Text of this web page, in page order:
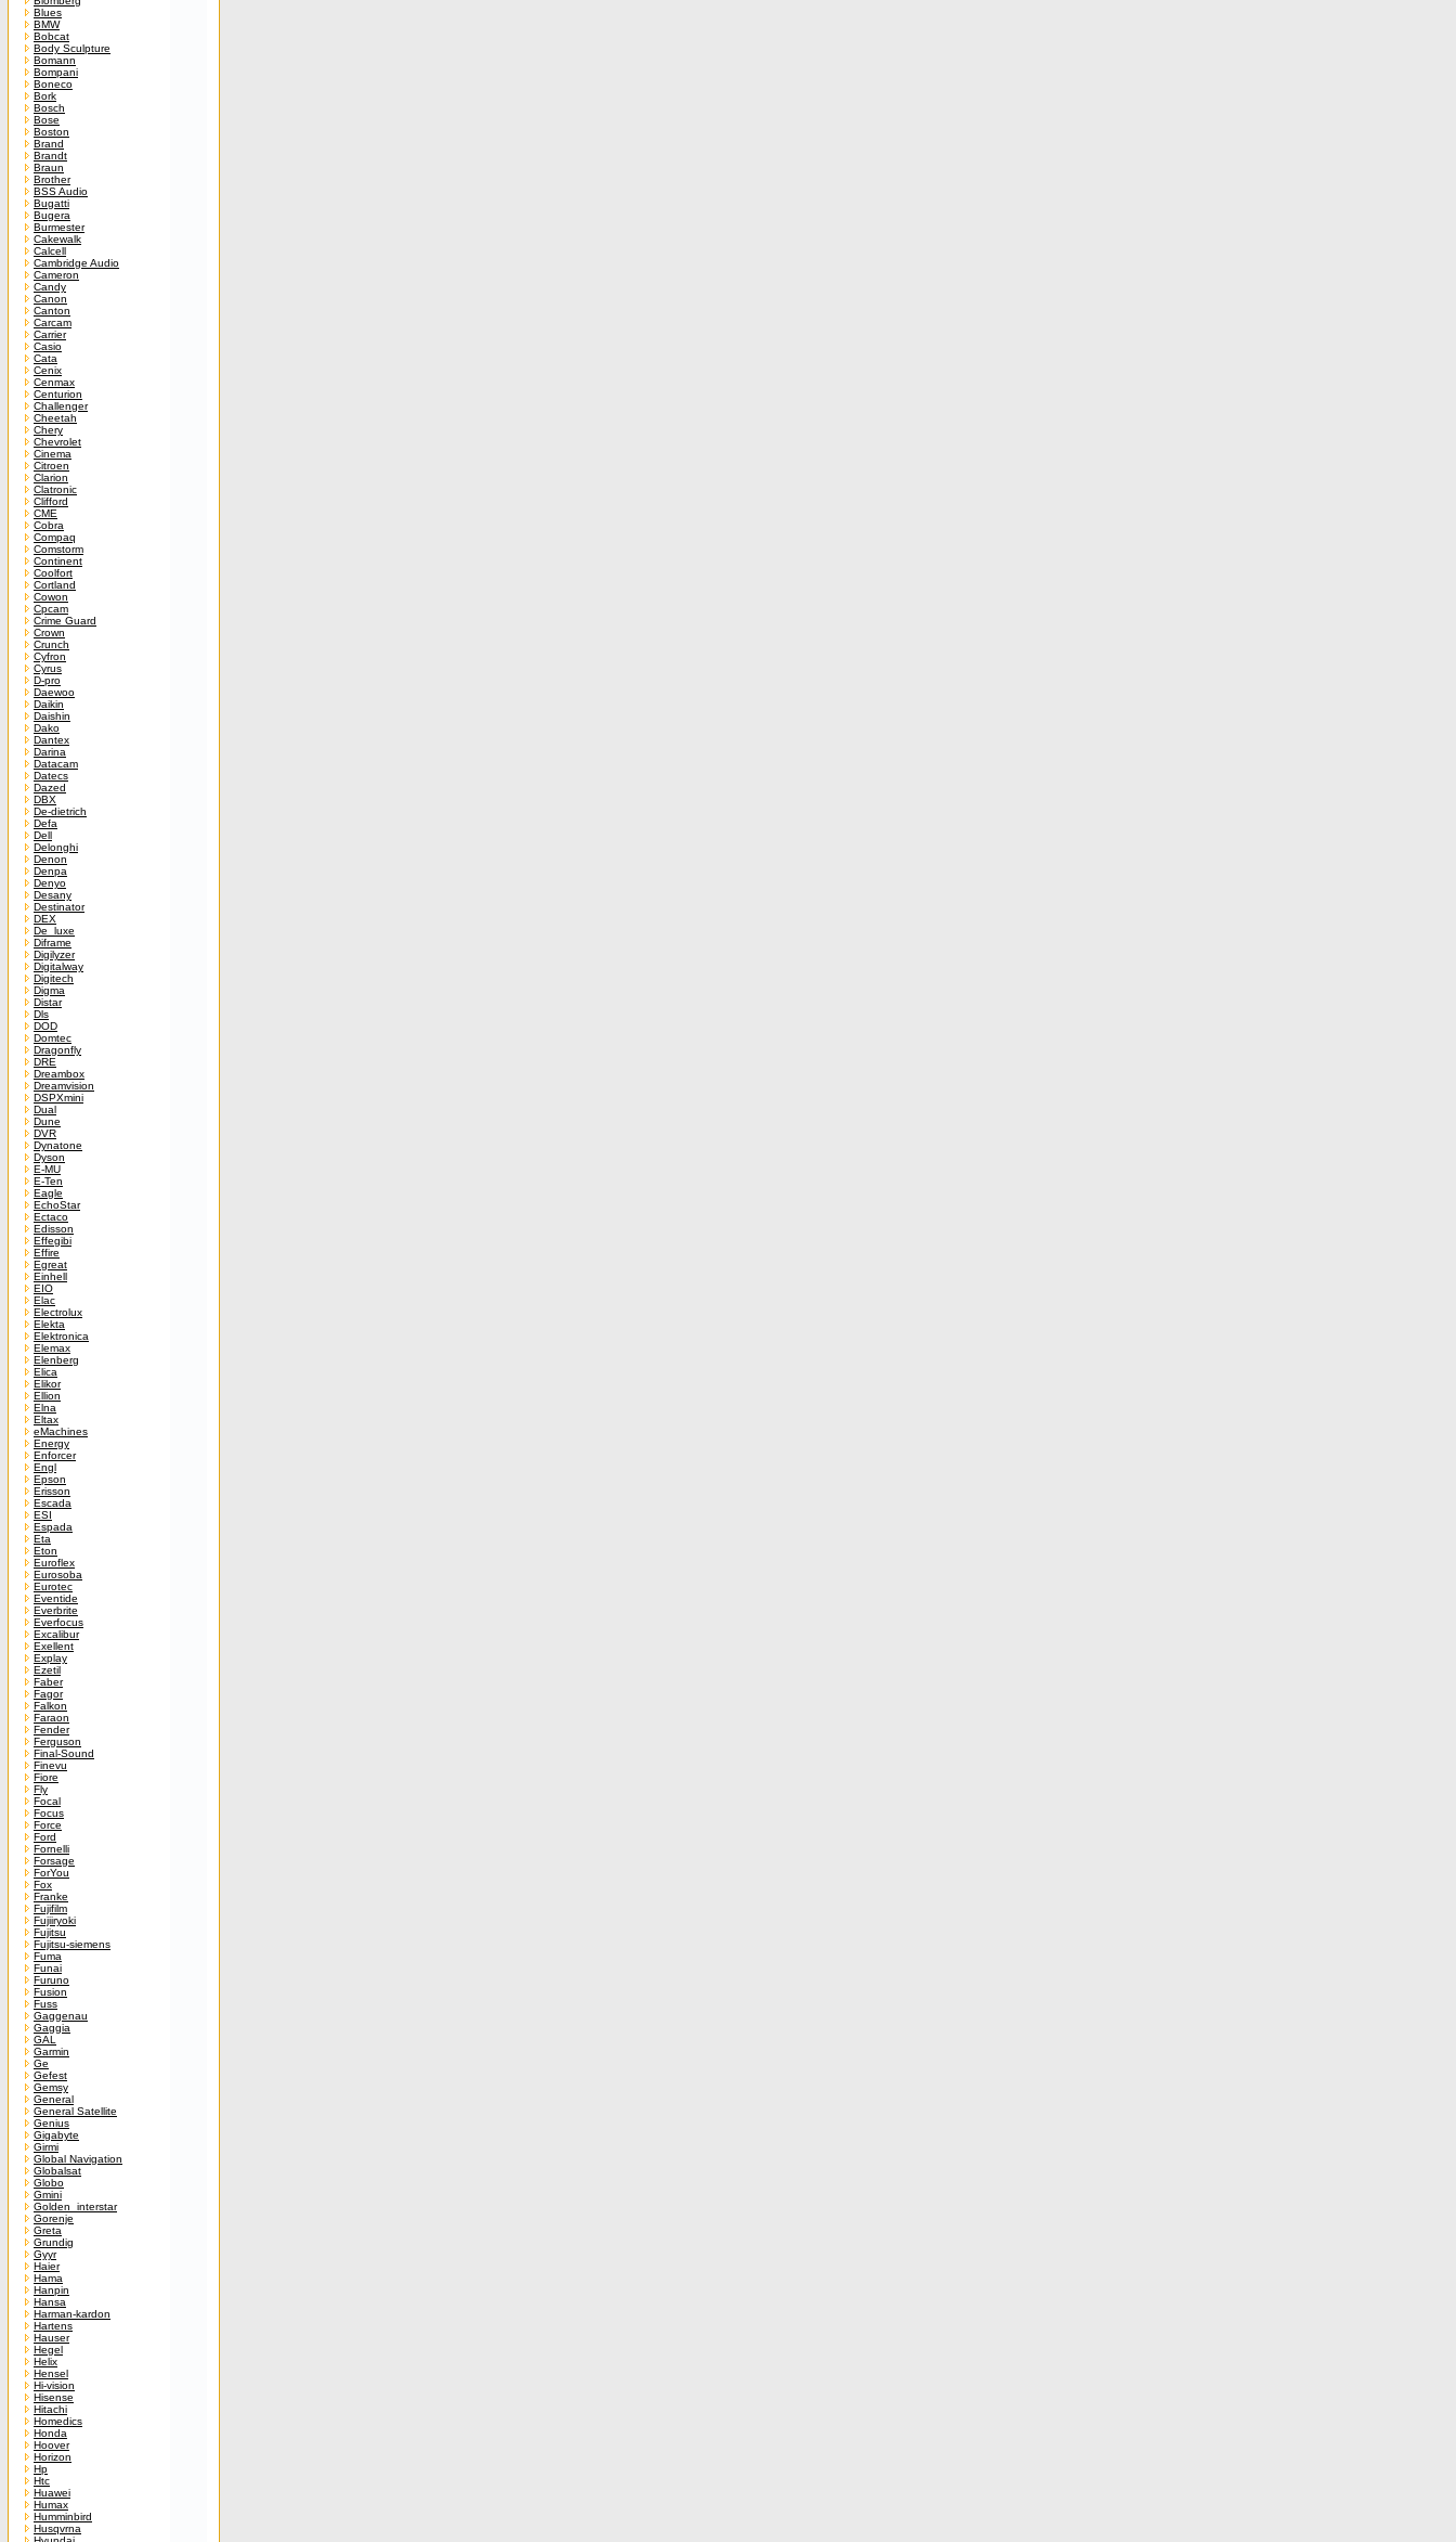
Blues
BMW
Bobcat
Body Sculpture
Bomann
Bompani
Boneco
Bork
Bosch
Bose
Boston
Brand
Brandt
Braun
Brother
BSS Audio
Bugatti
Bugera
Burmester
Cakewalk
Calcell
Cambridge Audio
Cameron
Candy
Canon
Canton
Carcam
Carrier
Casio
Cata
Cenix
Cenmax
Centurion
Challenger
Cheetah
Chery
Chevrolet
Cinema
Citroen
Clarion
Clatronic
Clifford
CME
Cobra
Compaq
Comstorm
Continent
Coolfort
Cortland
Cowon
Cpcam
Crime Guard
Crown
Crunch
Cyfron
Cyrus
D-pro
Daewoo
Daikin
Daishin
Dako
Dantex
Darina
Datacam
Datecs
Dazed
DBX
De-dietrich
Defa
Dell
Delonghi
Denon
Denpa
Denyo
Desany
Destinator
DEX
De_luxe
Diframe
Digilyzer
Digitalway
Digitech
Digma
Distar
Dls
DOD
Domtec
Dragonfly
DRE
Dreambox
Dreamvision
DSPXmini
Dual
Dune
DVR
Dynatone
Dyson
E-MU
E-Ten
Eagle
EchoStar
Ectaco
Edisson
Effegibi
Effire
Egreat
Einhell
EIO
Elac
Electrolux
Elekta
Elektronica
Elemax
Elenberg
Elica
Elikor
Ellion
Elna
Eltax
eMachines
Energy
Enforcer
Engl
Epson
Erisson
Escada
ESI
Espada
Eta
Eton
Euroflex
Eurosoba
Eurotec
Eventide
Everbrite
Everfocus
Excalibur
Exellent
Explay
Ezetil
Faber
Fagor
Falkon
Faraon
Fender
Ferguson
Final-Sound
Finevu
Fiore
Fly
Focal
Focus
Force
Ford
Fornelli
Forsage
ForYou
Fox
Franke
Fujifilm
Fujiiryoki
Fujitsu
Fujitsu-siemens
Fuma
Funai
Furuno
Fusion
Fuss
Gaggenau
Gaggia
GAL
Garmin
Ge
Gefest
Gemsy
General
General Satellite
Genius
Gigabyte
Girmi
Global Navigation
Globalsat
Globo
Gmini
Golden_interstar
Gorenje
Greta
Grundig
Gyyr
Haier
Hama
Hanpin
Hansa
Harman-kardon
Hartens
Hauser
Hegel
Helix
Hensel
Hi-vision
Hisense
Hitachi
Homedics
Honda
Hoover
Horizon
Hp
Htc
Huawei
Humax
Humminbird
Husqvrna